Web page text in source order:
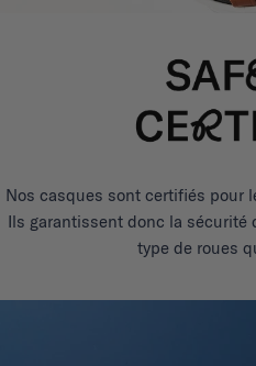
Nos casques sont certifiés pour
Ils garantissent donc la sécurité
type de roues